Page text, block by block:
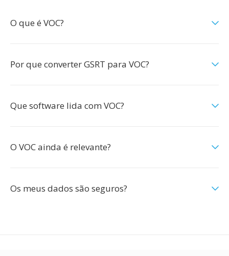
O que é VOC?
Por que converter GSRT para VOC?
Que software lida com VOC?
O VOC ainda é relevante?
Os meus dados são seguros?